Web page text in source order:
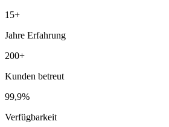
15+
Jahre Erfahrung
200+
Kunden betreut
99,9%
Verfügbarkeit